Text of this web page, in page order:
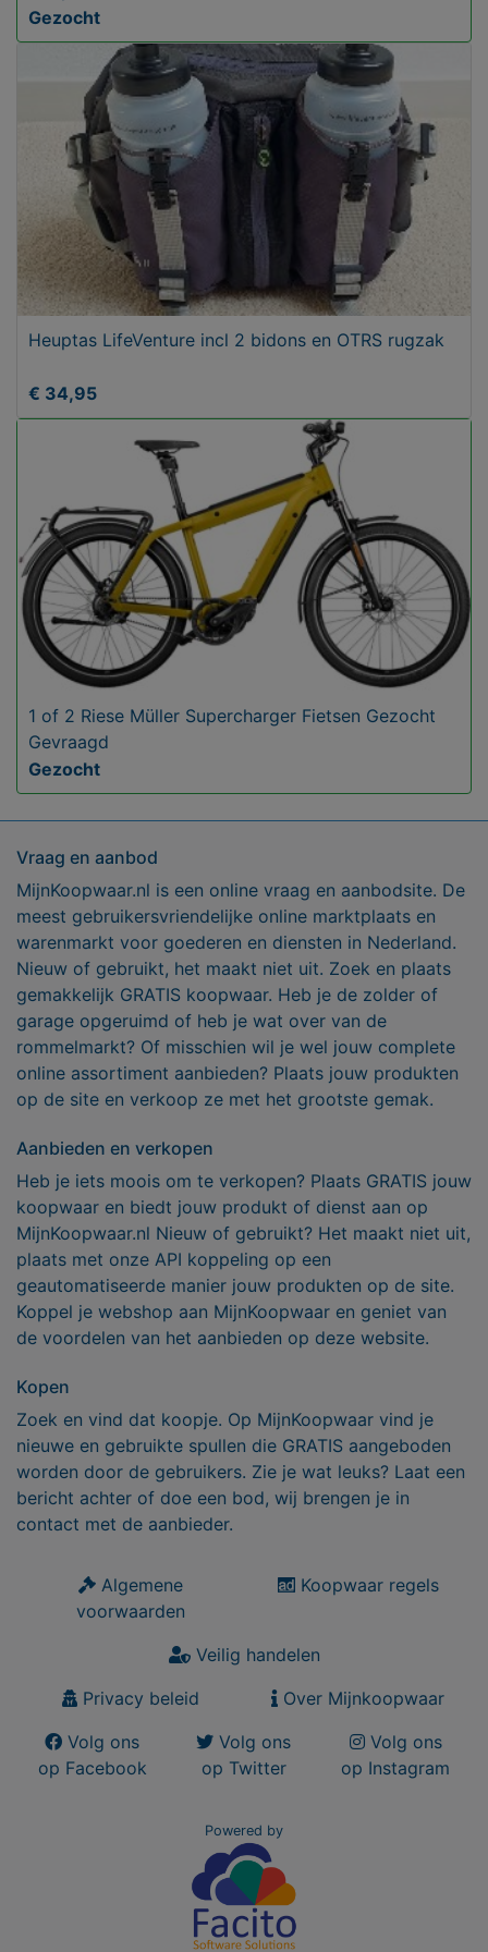
Gezocht
Heuptas LifeVenture incl 2 bidons en OTRS rugzak
€ 34,95
1 of 2 Riese Müller Supercharger Fietsen Gezocht
Gevraagd
Gezocht
Vraag en aanbod
MijnKoopwaar.nl is een online vraag en aanbodsite. De
meest gebruikersvriendelijke online marktplaats en
warenmarkt voor goederen en diensten in Nederland.
Nieuw of gebruikt, het maakt niet uit. Zoek en plaats
gemakkelijk GRATIS koopwaar. Heb je de zolder of
garage opgeruimd of heb je wat over van de
rommelmarkt? Of misschien wil je wel jouw complete
online assortiment aanbieden? Plaats jouw produkten
op de site en verkoop ze met het grootste gemak.
Aanbieden en verkopen
Heb je iets moois om te verkopen? Plaats GRATIS jouw
koopwaar en biedt jouw produkt of dienst aan op
MijnKoopwaar.nl Nieuw of gebruikt? Het maakt niet uit,
plaats met onze API koppeling op een
geautomatiseerde manier jouw produkten op de site.
Koppel je webshop aan MijnKoopwaar en geniet van
de voordelen van het aanbieden op deze website.
Kopen
Zoek en vind dat koopje. Op MijnKoopwaar vind je
nieuwe en gebruikte spullen die GRATIS aangeboden
worden door de gebruikers. Zie je wat leuks? Laat een
bericht achter of doe een bod, wij brengen je in
contact met de aanbieder.
Algemene
voorwaarden
Koopwaar regels
Veilig handelen
Privacy beleid
Over Mijnkoopwaar
Volg ons
op Facebook
Volg ons
op Twitter
Volg ons
op Instagram
Powered by